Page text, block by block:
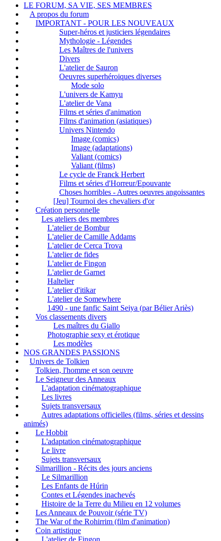
LE FORUM, SA VIE, SES MEMBRES
A propos du forum
IMPORTANT - POUR LES NOUVEAUX
Super-héros et justiciers légendaires
Mythologie - Légendes
Les Maîtres de l'univers
Divers
L'atelier de Sauron
Oeuvres superhéroiques diverses
Mode solo
L'univers de Kamyu
L'atelier de Vana
Films et séries d'animation
Films d'animation (asiatiques)
Univers Nintendo
Image (comics)
Image (adaptations)
Valiant (comics)
Valiant (films)
Le cycle de Franck Herbert
Films et séries d'Horreur/Epouvante
Choses horribles - Autres oeuvres angoissantes
[Jeu] Tournoi des chevaliers d'or
Création personnelle
Les ateliers des membres
L'atelier de Bombur
L'atelier de Camille Addams
L'atelier de Cerca Trova
L'atelier de fides
L'atelier de Fingon
L'atelier de Garnet
Haltelier
L'atelier d'itikar
L'atelier de Somewhere
1490 - une fanfic Saint Seiya (par Bélier Ariès)
Vos classements divers
Les maîtres du Giallo
Photographie sexy et érotique
Les modèles
NOS GRANDES PASSIONS
Univers de Tolkien
Tolkien, l'homme et son oeuvre
Le Seigneur des Anneaux
L'adaptation cinématographique
Les livres
Sujets transversaux
Autres adaptations officielles (films, séries et dessins
animés)
Le Hobbit
L'adaptation cinématographique
Le livre
Sujets transversaux
Silmarillion - Récits des jours anciens
Le Silmarillion
Les Enfants de Húrin
Contes et Légendes inachevés
Histoire de la Terre du Milieu en 12 volumes
Les Anneaux de Pouvoir (série TV)
The War of the Rohirrim (film d'animation)
Coin artistique
L'atelier de Fingon